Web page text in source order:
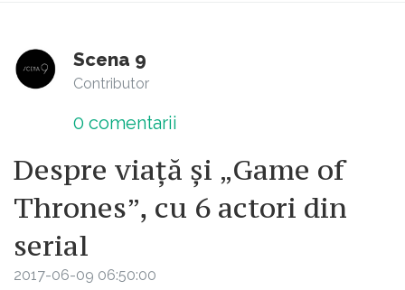
Scena 9
Contributor
0 comentarii
Despre viață și „Game of
Thrones”, cu 6 actori din
serial
2017-06-09 06:50:00